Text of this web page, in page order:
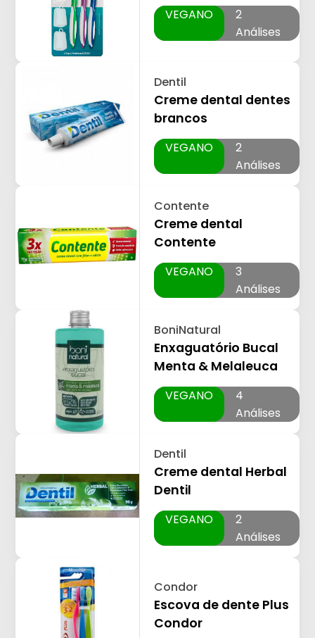
VEGANO
2
Análises
Dentil
Creme dental dentes
brancos
VEGANO
2
Análises
Contente
Creme dental
Contente
VEGANO
3
Análises
BoniNatural
Enxaguatório Bucal
Menta & Melaleuca
VEGANO
4
Análises
Dentil
Creme dental Herbal
Dentil
VEGANO
2
Análises
Condor
Escova de dente Plus
Condor